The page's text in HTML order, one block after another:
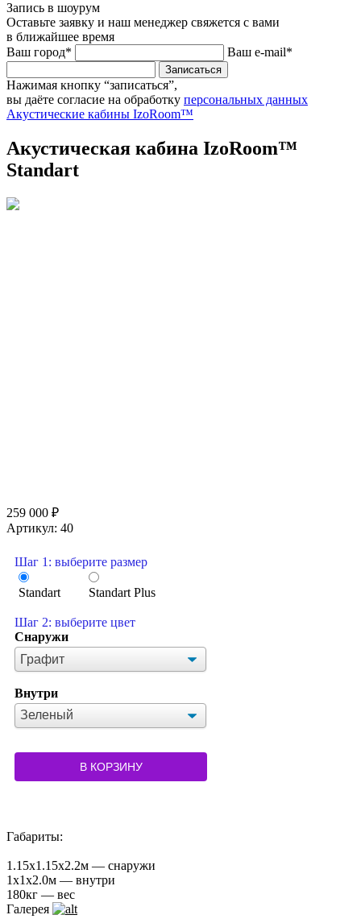
Запись в шоурум
Оставьте заявку и наш менеджер свяжется с вами
в ближайшее время
Ваш город*
Ваш e-mail*
Записаться
Нажимая кнопку “записаться”,
вы даёте согласие на обработку персональных данных
Акустические кабины IzoRoom™
Акустическая кабина IzoRoom™
Standart
259 000 ₽
Артикул: 40
Шаг 1: выберите размер
Standart Standart Plus
Шаг 2: выберите цвет
Снаружи
Внутри
В КОРЗИНУ
Габариты:
1.15x1.15x2.2м — снаружи
1x1x2.0м — внутри
180кг — вес
Галерея